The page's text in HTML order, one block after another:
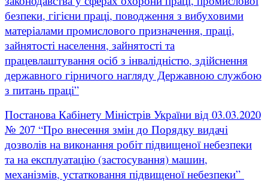
безпеки, гігієни праці, поводження з вибуховими
матеріалами промислового призначення, праці,
зайнятості населення, зайнятості та
працевлаштування осіб з інвалідністю, здійснення
державного гірничого нагляду Державною службою
з питань праці”
Постанова Кабінету Міністрів України від 03.03.2020
№ 207 “Про внесення змін до Порядку видачі
дозволів на виконання робіт підвищеної небезпеки
та на експлуатацію (застосування) машин,
механізмів, устатковання підвищеної небезпеки”